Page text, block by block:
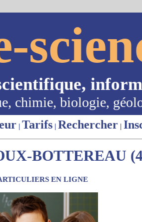
chimie, biologie,
| Tarifs | Rechercher |
BOTTEREAU
EN LIGNE